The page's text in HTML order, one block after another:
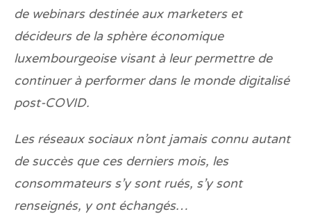
de webinars destinée aux marketers et
décideurs de la sphère économique
luxembourgeoise visant à leur permettre de
continuer à performer dans le monde digitalisé
post-COVID.
Les réseaux sociaux n’ont jamais connu autant
de succès que ces derniers mois, les
consommateurs s’y sont rués, s’y sont
renseignés, y ont échangés…